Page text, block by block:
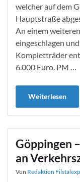
welcher auf dem
Hauptstraße
An einem
eingeschlagen
Kompletträder
6.000 Euro. PM …
Weiterlesen
Göppingen
an
Von Redaktion